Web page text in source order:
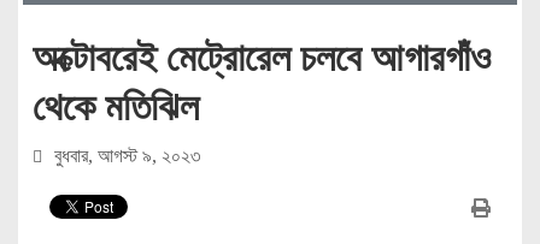
অক্টোবরেই মেট্রোরেল চলবে আগারগাঁও
থেকে ম‌তি‌ঝিল
বুধবার, আগস্ট ৯, ২০২৩